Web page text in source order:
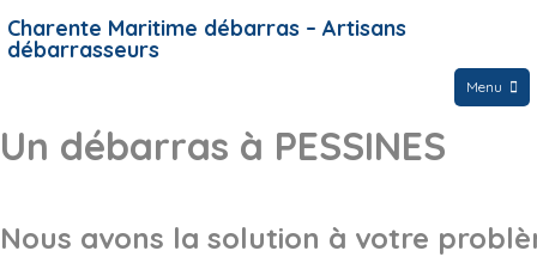
Charente Maritime débarras – Artisans
débarrasseurs
Menu
Un débarras à PESSINES
Nous avons la solution à votre